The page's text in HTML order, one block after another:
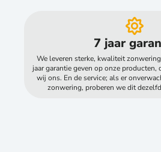
7 jaar
We leveren sterke, kwaliteit
jaar garantie geven op onze producten,
wij ons. En de service; als er
zonwering, proberen we dit